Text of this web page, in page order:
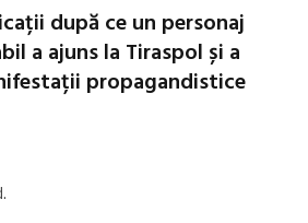
după ce un personaj
a ajuns la Tiraspol și a
propagandistice